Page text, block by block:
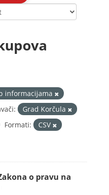
informacijama
Grad Korčula
Formati:
CSV
o pravu na